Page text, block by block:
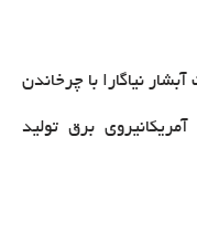
نیاگارا با چرخاندن
برق‌ تولید